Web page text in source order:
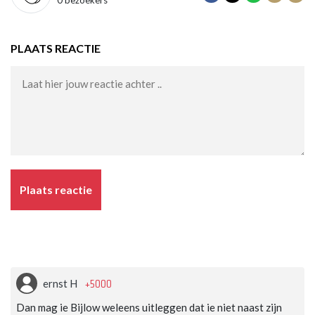
PLAATS REACTIE
Plaats reactie
ernst H +5000
Dan mag ie Bijlow weleens uitleggen dat ie niet naast zijn